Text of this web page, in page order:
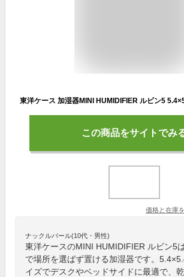
この商品をサイトでみ
価格と在庫を
ナックルバール(10代・男性)
東洋ケースのMINI HUMIDIFIER ルビン5
で場所を選ばず置ける加湿器です。
イズでデスクやベッドサイドに最適で、